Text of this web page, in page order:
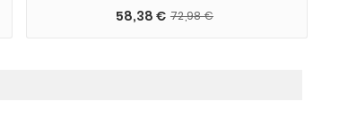
58,38 € 72,98 €